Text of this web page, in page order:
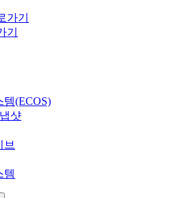
가기
기
(ECOS)
샷
브
템